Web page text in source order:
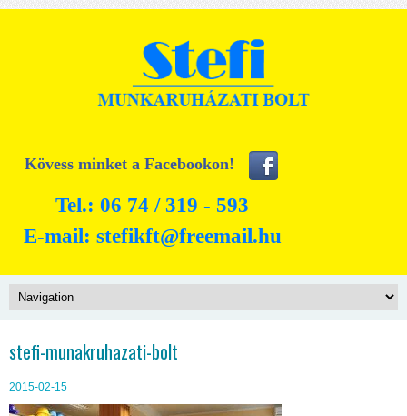
Kövess minket a Facebookon!
Tel.: 06 74 / 319 - 593
E-mail: stefikft@freemail.hu
stefi-munakruhazati-bolt
2015-02-15